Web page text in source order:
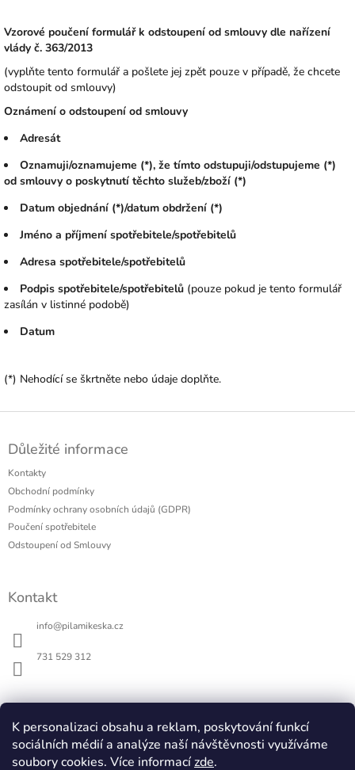
K personalizaci obsahu a reklam, poskytování funkcí
sociálních médií a analýze naší návštěvnosti využíváme
soubory cookies. Více informacízde.
Vzorové poučení formulář k odstoupení od smlouvy dle nařízení
vlády č. 363/2013
(vyplňte tento formulář a pošlete jej zpět pouze v případě, že chcete
odstoupit od smlouvy)
Oznámení o odstoupení od smlouvy
Adresát
Oznamuji/oznamujeme (*), že tímto odstupuji/odstupujeme (*)
od smlouvy o poskytnutí těchto služeb/zboží (*)
Datum objednání (*)/datum obdržení (*)
Jméno a příjmení spotřebitele/spotřebitelů
Adresa spotřebitele/spotřebitelů
Podpis spotřebitele/spotřebitelů (pouze pokud je tento formulář
zasílán v listinné podobě)
Datum
(*) Nehodící se škrtněte nebo údaje doplňte.
Důležité informace
Kontakty
Obchodní podmínky
Podmínky ochrany osobních údajů (GDPR)
Poučení spotřebitele
Odstoupení od Smlouvy
Kontakt
info@pilamikeska.cz
731 529 312
Pila Mikeska
Elektrický hoblík na dřevo